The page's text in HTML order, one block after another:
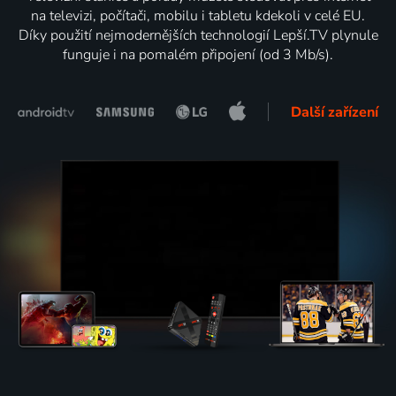
na televizi, počítači, mobilu i tabletu kdekoli v celé EU.
Díky použití nejmodernějších technologií Lepší.TV plynule
funguje i na pomalém připojení (od 3 Mb/s).
Další zařízení